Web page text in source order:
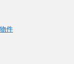
件